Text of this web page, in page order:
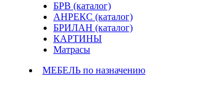
БРВ (каталог)
АНРЕКС (каталог)
БРИЛАН (каталог)
КАРТИНЫ
Матрасы
МЕБЕЛЬ по назначению